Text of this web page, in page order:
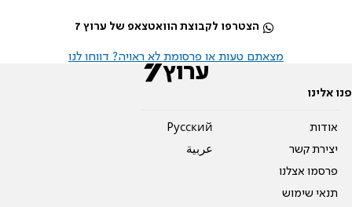
הצטרפו לקבוצת הוואטצאפ של ערוץ 7
מצאתם טעות או פרסומת לא ראויה? דווחו לנו
פנו אלינו
אודות
יצירת קשר
פרסמו אצלנו
תנאי שימוש
Pусский
عربية